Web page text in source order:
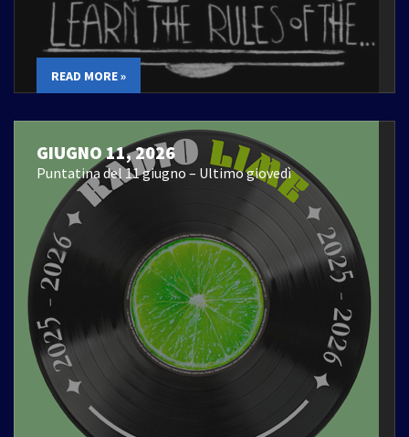
READ MORE »
GIUGNO 11, 2026
Puntatina del 11 giugno – Ultimo giovedì